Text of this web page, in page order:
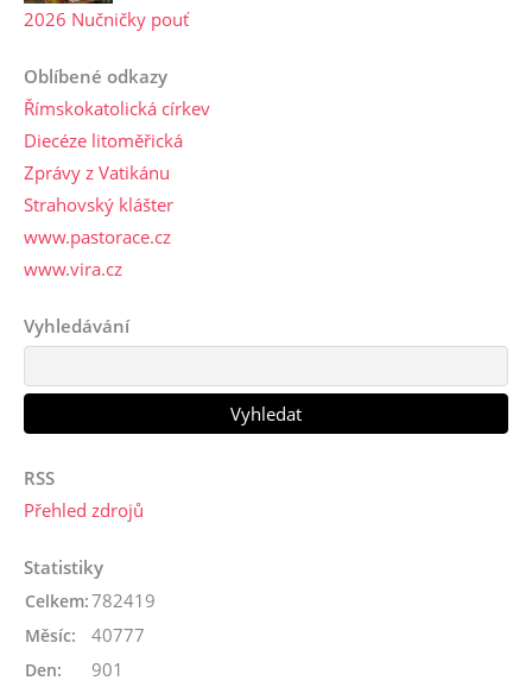
2026 Nučničky pouť
Oblíbené odkazy
Římskokatolická církev
Diecéze litoměřická
Zprávy z Vatikánu
Strahovský klášter
www.pastorace.cz
www.vira.cz
Vyhledávání
RSS
Přehled zdrojů
Statistiky
Celkem:782419
Měsíc: 40777
Den: 901